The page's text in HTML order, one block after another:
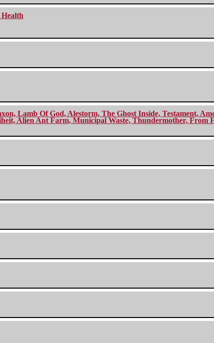
Lamb Of God, Alestorm, The Ghost Inside, Testament,
Alien Ant Farm, Municipal Waste, Thundermother, From